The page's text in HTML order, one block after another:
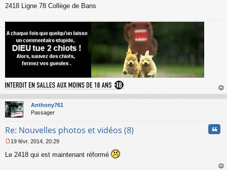
2418 Ligne 78 Collège de Bans
au
Anthony761
Passager
Re: Nouvelles photos et vidéos (8)
e
19 févr. 2014, 20:29
Le 2418 qui est maintenant réformé